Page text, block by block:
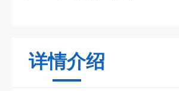
详情介绍